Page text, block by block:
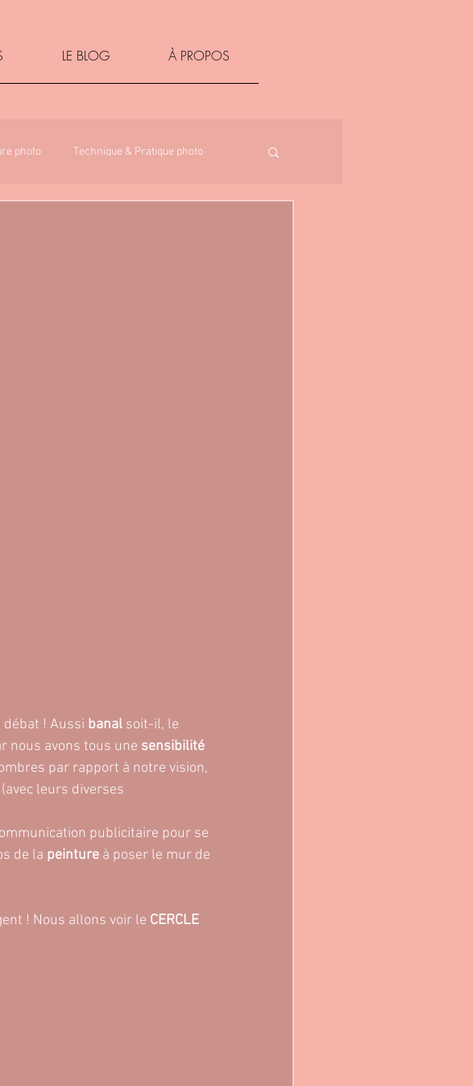
LE BLOG À PROPOS
photo Technique & Pratique photo
! Aussi banal soit-il, le
nous avons tous une sensibilité
par rapport à notre vision,
(avec leurs diverses
publicitaire pour se
de la peinture à poser le mur de
! Nous allons voir le CERCLE